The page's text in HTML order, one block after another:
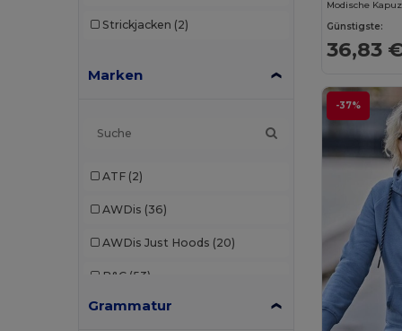
Strickjacken (2)
Marken
ATF (2)
AWDis (36)
AWDis Just Hoods (20)
B&C (53)
B&C Pro (1)
Grammatur
Günstigste:
36,83
-37%